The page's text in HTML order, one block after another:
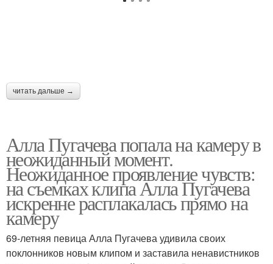
читать дальше →
Алла Пугачева попала на камеру в
неожиданный момент.
Неожиданное проявление чувств:
на съемках клипа Алла Пугачева
искренне расплакалась прямо на
камеру
69-летняя певица Алла Пугачева удивила своих
поклонников новым клипом и заставила ненавистников